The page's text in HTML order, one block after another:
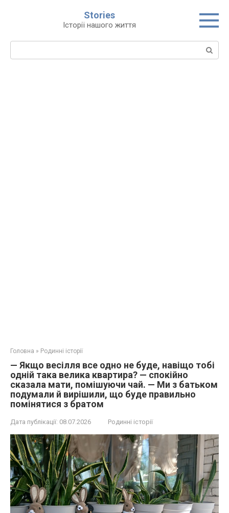
Stories
Історії нашого життя
Пошук:
Головна » Родинні історії
— Якщо весілля все одно не буде, навіщо тобі
одній така велика квартира? — спокійно
сказала мати, помішуючи чай. — Ми з батьком
подумали й вирішили, що буде правильно
помінятися з братом
Дата публікації: 08.07.2026 Родинні історії